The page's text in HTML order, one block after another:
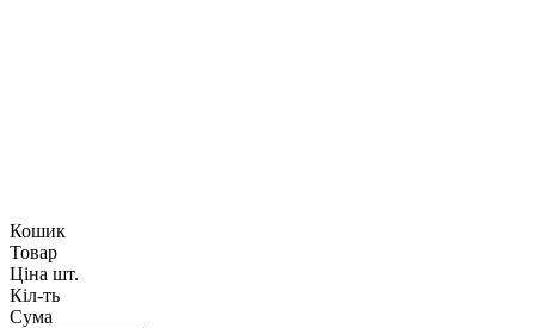
Кошик
Товар
Ціна шт.
Кіл-ть
Сума